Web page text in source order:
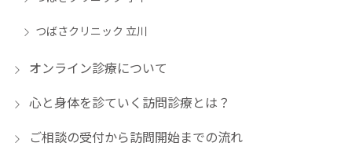
つばさクリニック 立川
オンライン診療について
心と身体を診ていく訪問診療とは？
ご相談の受付から訪問開始までの流れ